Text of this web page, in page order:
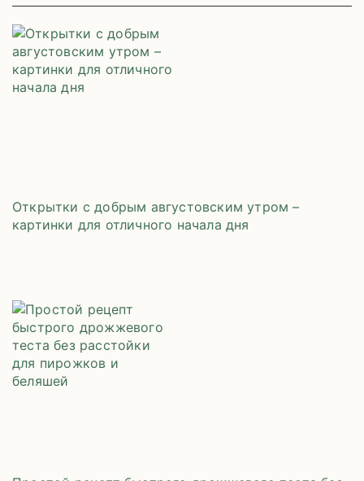
Открытки с добрым августовским утром –
картинки для отличного начала дня